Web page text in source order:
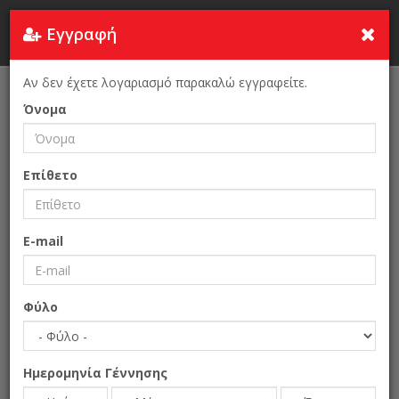
Αρχική Σελίδα
MODEF EXPO 2024–Η 50η ΔΙΕΘΝΗΣ ΕΚΘΕΣΗ ΕΠΙΠΛΩΝ
İNEGÖL
Εγγραφή
Αν δεν έχετε λογαριασμό παρακαλώ εγγραφείτε.
Όνομα
Επίθετο
E-mail
Φύλο
Ημερομηνία Γέννησης